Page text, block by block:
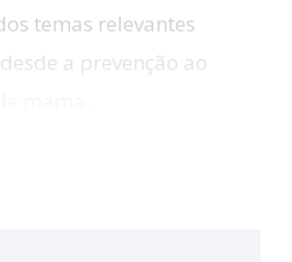
temas relevantes
a prevenção ao